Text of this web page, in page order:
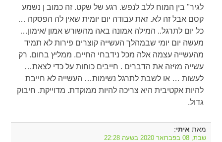
לגיר" בין המוח ללב לנפש. רגע של שקט. זה כמוב ן נשמע
קסם אבל זה לא. זאת עבודה יום יומית שאין לה הפסקה …
כל יום לתרגל.. המילה אמונה באה מהשורש אמון /אימון…
מעשה יום יומי שבמהלך העשייה קוצרים פירות לא תמיד
מהעשייה עצמה אלה מכל נידבחי החיים. ממליץ בחום. רק
עשייה מזיזה את הדברים . חייבים כוחות על כדי לצאת…
לעשות … או לשבת לתרגל נשימות… העשייה לא חייבת
להיות אקטיבית היא צריכה להיות ממוקדת. מדוייקת. חיבוק
גדול.
מאת איתי:
שבת, 08 בפברואר 2020 בשעה 22:28